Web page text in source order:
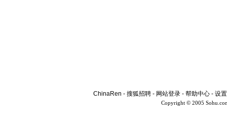
ChinaRen - 搜狐招聘 - 网站登录 - 帮助中心 - 设
Copyright © 2005